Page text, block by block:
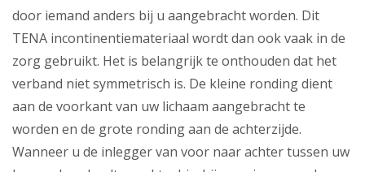
door iemand anders bij u aangebracht worden. Dit
TENA incontinentiemateriaal wordt dan ook vaak in de
zorg gebruikt. Het is belangrijk te onthouden dat het
verband niet symmetrisch is. De kleine ronding dient
aan de voorkant van uw lichaam aangebracht te
worden en de grote ronding aan de achterzijde.
Wanneer u de inlegger van voor naar achter tussen uw